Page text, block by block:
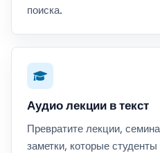
поиска.
Аудио лекции в текст
Превратите лекции,
заметки, которые